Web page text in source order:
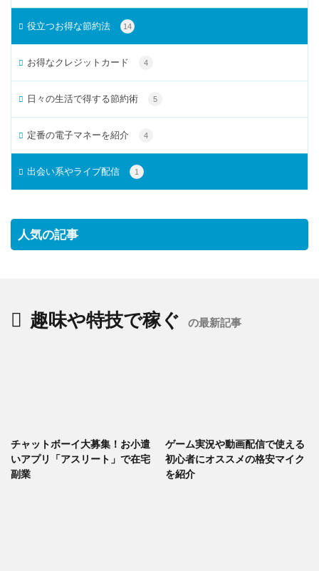
役立つお得な節約法 14
お得なクレジットカード 4
日々の生活で得する節約術 5
定番の電子マネーを紹介 4
出会い系やライブ配信 1
人気の記事
趣味や特技で稼ぐ の最新記事
チャットボーイ大募集！お小遣
いアプリ「アスリート」で在宅
副業
ゲーム実況や動画配信で使える
初心者にオススメの格安マイク
を紹介